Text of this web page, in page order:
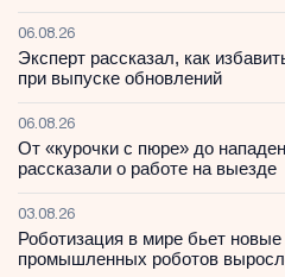
06.08.26
Эксперт рассказал, как
при выпуске обновлений
06.08.26
От «курочки с пюре» до
рассказали о работе на выезде
03.08.26
Роботизация в мире бьет
промышленных роботов